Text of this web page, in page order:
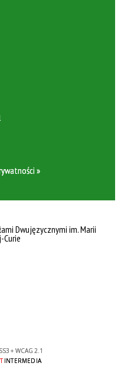
»
Dwujęzycznymi im. Marii
Curie
+ WCAG 2.1
INTERMEDIA